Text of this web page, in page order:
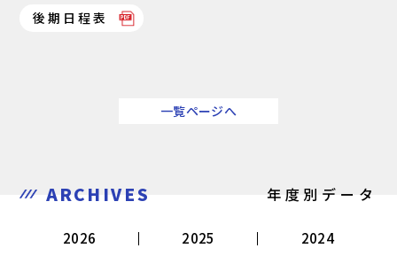
後期日程表
一覧ページへ
ARCHIVES 年度別データ
2026 2025
2024